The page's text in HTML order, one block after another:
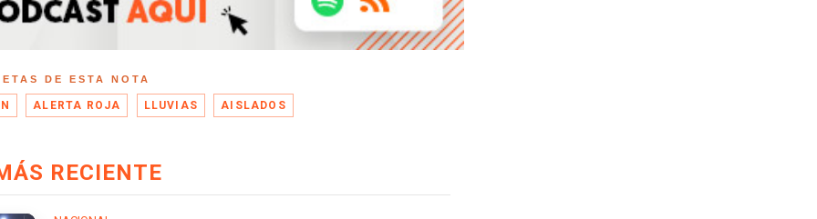
DE ESTA NOTA
ALERTA ROJA LLUVIAS AISLADOS
RECIENTE